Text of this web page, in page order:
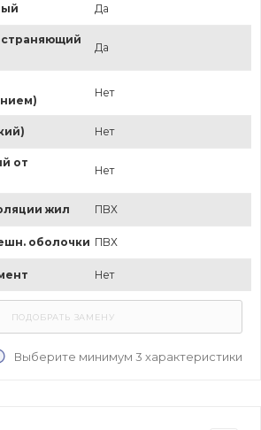
Да
Да
Нет
Нет
от
Нет
жил ПВХ
оболочки ПВХ
Нет
Выберите минимум 3 характеристики